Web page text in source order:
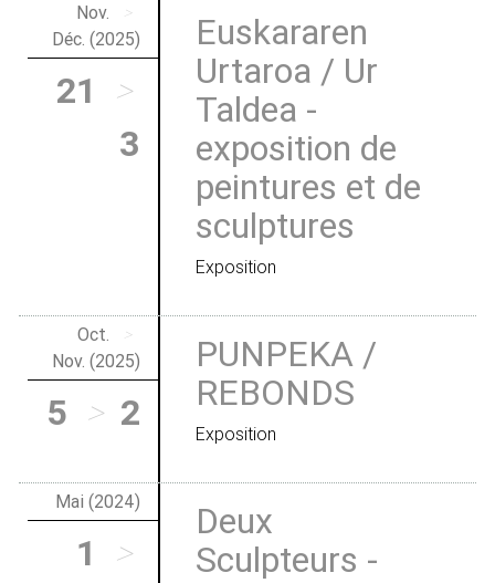
Nov.
>
Déc. (2025)
21
>
3
Euskararen
Urtaroa / Ur
Taldea -
exposition de
peintures et de
sculptures
Exposition
Oct.
>
Nov. (2025)
5 > 2
PUNPEKA /
REBONDS
Exposition
Mai (2024)
1
>
Deux
Sculpteurs -